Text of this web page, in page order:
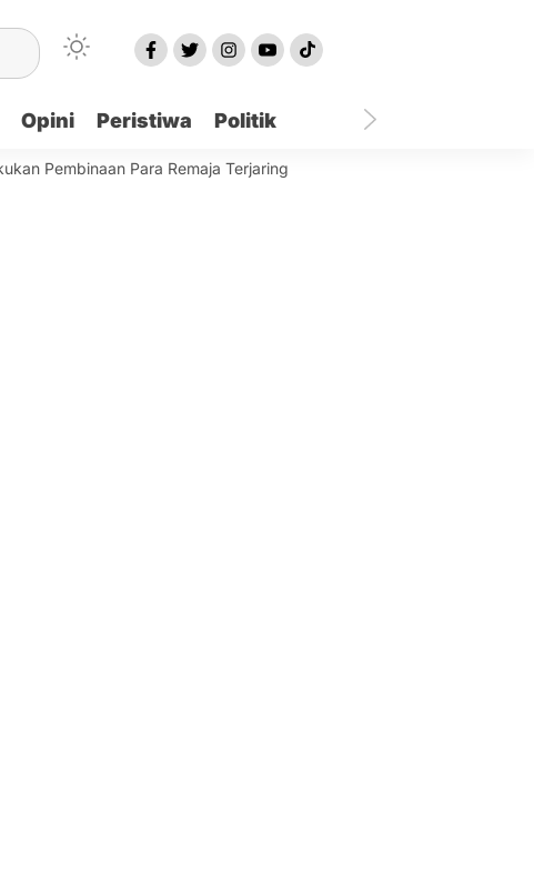
Opini Peristiwa Politik
Para Remaja Terjaring Best World Kindai Hotel